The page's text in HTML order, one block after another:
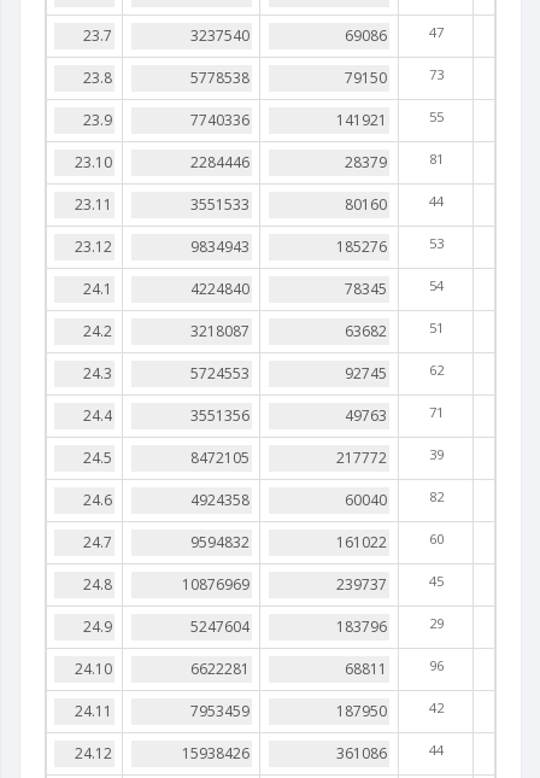
47
73
55
81
44
53
54
51
62
71
39
82
60
45
29
96
42
44